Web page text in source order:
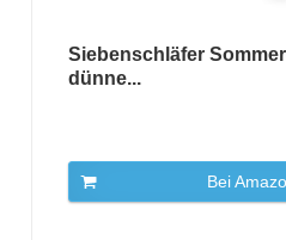
Siebenschläfer
dünne...
Bei